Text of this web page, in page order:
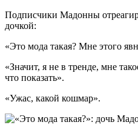
Подписчики Мадонны
дочкой:
«Это мода такая? Мне этого
«Значит, я не в тренде, мне
что показать».
«Ужас, какой кошмар».